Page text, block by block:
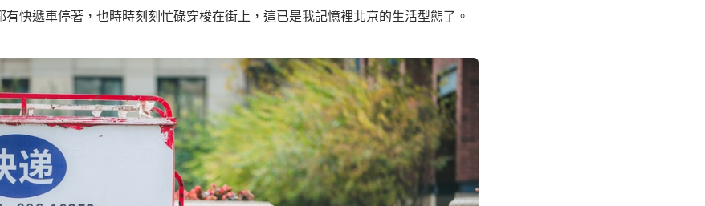
有快遞車停著，也時時刻刻忙碌穿梭在街上，這已是我記憶裡北京的生活型態了。